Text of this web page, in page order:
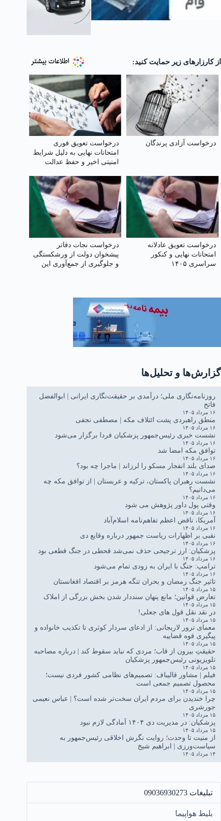
از کارزارهای زیر حمایت کنید:
درخواست آزادی پرندگان
درخواست تعویق فوری
امتحانات نهایی به دلیل شرایط
امنیتی اخیر و حفظ عدالت
درخواست تعویق عادلانه
امتحانات نهایی و کنکور
سراسری ۱۴۰۵
درخواست نجات دفاتر
پیشخوان دولت از ورشکستگی
و جلوگیری از جمع‌آوری این
گزارش‌ها و تحلیل‌ها
روزنامه‌نگاری ملی؛ درآمدی بر حقیقت‌نگاری ایرانی | ابوالفضل
فاتح
۱۶ مرداد ۱۴۰۵
منطق راهبردی پشت ائتلاف مکه | مصطفی نجفی
۱۶ مرداد ۱۴۰۵
نشست خبری رئیس‌جمهور پزشکیان فردا برگزار می‌شود
۱۶ مرداد ۱۴۰۵
توافق مکه امضا شد
۱۶ مرداد ۱۴۰۵
صدای بلند انفجار مسکو را لرزاند | ماجرا چه بود؟
۱۶ مرداد ۱۴۰۵
نشست رهبران پاکستان، ترکیه و عربستان | از توافق مکه چه
می‌دانیم؟
۱۶ مرداد ۱۴۰۵
وقتی پول داور پژوهش می شود
۱۶ مرداد ۱۴۰۵
آمریکا، ناقض اعظم تفاهم‌نامه اسلام‌آباد
۱۶ مرداد ۱۴۰۵
نقبی بر اظهارات ریاست جمهور درباره وقایع دی
۱۶ مرداد ۱۴۰۵
پزشکیان: ارز ترجیحی حذف نمی‌شد قحطی در جنگ قطعی بود
۱۶ مرداد ۱۴۰۵
ترامپ: جنگ با ایران به زودی تمام می‌شود
۱۶ مرداد ۱۴۰۵
تاثیر جنگ رمضان و بحران تنگه هرمز بر اقتصاد افغانستان
۱۵ مرداد ۱۴۰۵
تعارض قوانین؛ مانع پنهان سنددار شدن بخش بزرگی از املاک
۱۵ مرداد ۱۴۰۵
در نقد نقل قول های جعلی!
۱۵ مرداد ۱۴۰۵
معمای ترور لاریجانی: از ادعای سردار کوثری تا تکذیب خانواده و
پیگیری قوه قضاییه
۱۵ مرداد ۱۴۰۵
حقیقتِ بیرون از قاب؛ مردی که نباید سقوط کند | درباره مصاحبه
تلویزیونی رئیس‌جمهور پزشکیان
۱۵ مرداد ۱۴۰۵
فیلم | مشاور قالیباف: تصمیم‌های نظامی کشور فردی نیست؛
محصول تصمیم جمعی است
۱۵ مرداد ۱۴۰۵
چرا خندیدن برای مردم ایران سخت‌تر شده است؟ | عباس نعیمی
جورشری
۱۵ مرداد ۱۴۰۵
پزشکیان: در مدیریت دی ۱۴۰۴ آمادگی لازم نبود
۱۵ مرداد ۱۴۰۵
از منیت تا وحدت؛ روایت نگرش اخلاقی رئیس‌جمهور به
سیاست‌ورزی | ابراهیم شیخ
۱۴ مرداد ۱۴۰۵
تبلیغات 09036930273
بلیط هواپیما